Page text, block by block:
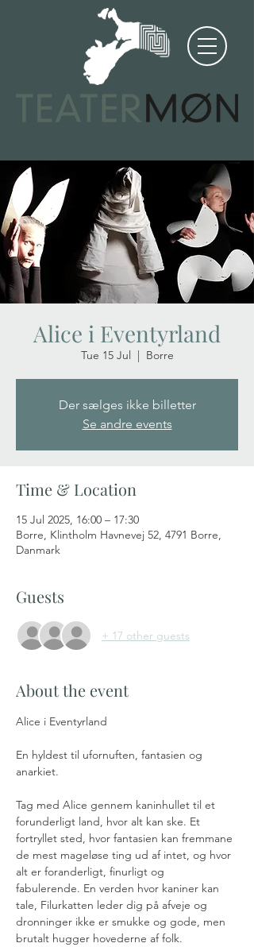
Alice i Eventyrland
Tue 15 Jul
  |
Borre
Der sælges ikke billetter
Se andre events
Time & Location
15 Jul 2025, 16:00 – 17:30
Borre, Klintholm Havnevej 52, 4791 Borre,
Danmark
Guests
+ 17 other guests
About the event
Alice i Eventyrland
En hyldest til ufornuften, fantasien og
anarkiet.
Tag med Alice gennem kaninhullet til et
forunderligt land, hvor alt kan ske. Et
fortryllet sted, hvor fantasien kan fremmane
de mest mageløse ting ud af intet, og hvor
alt er foranderligt, finurligt og
fabulerende. En verden hvor kaniner kan
tale, Filurkatten leder dig på afveje og
dronninger ikke er smukke og gode, men
brutalt hugger hovederne af folk.